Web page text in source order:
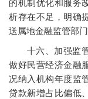
的机制优化和服务
析存在不足，明确
送属地金融监管部
十六、加强监
做好民营经济金融
况纳入机构年度监
贷款新增占比偏低